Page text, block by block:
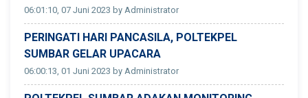
06:01:10, 07 Juni 2023 by Administrator
PERINGATI HARI PANCASILA, POLTEKPEL
SUMBAR GELAR UPACARA
06:00:13, 01 Juni 2023 by Administrator